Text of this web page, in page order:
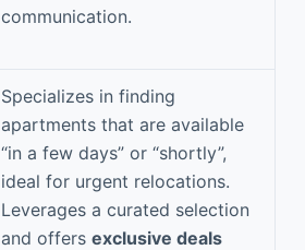
communication.
Specializes in finding
apartments that are available
“in a few days” or “shortly”,
ideal for urgent relocations.
Leverages a curated selection
and offers exclusive deals